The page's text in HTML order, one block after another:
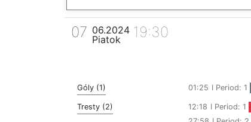
07 06.2024
Piatok
19:30
Góly (1) 01:25 I Period: 1
Tresty (2) 12:18 I Period: 1